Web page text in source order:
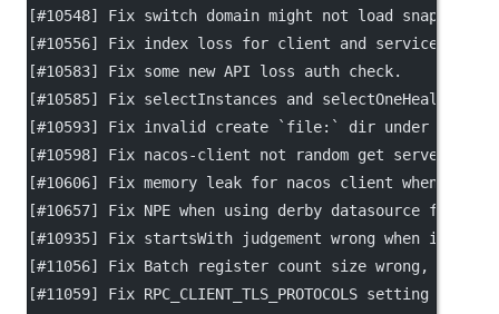
[#10548] Fix switch domain might not load snapshot
[#10556] Fix index loss for client and service in
[#10583] Fix some new API loss auth check.
[#10585] Fix selectInstances and
[#10593] Fix invalid create `file:` dir under
[#10598] Fix nacos-client not random get server
[#10606] Fix memory leak for nacos client when user
[#10657] Fix NPE when using derby datasource for
[#10935] Fix startsWith judgement wrong when
[#11056] Fix Batch register count size wrong, when
[#11059] Fix RPC_CLIENT_TLS_PROTOCOLS setting error.